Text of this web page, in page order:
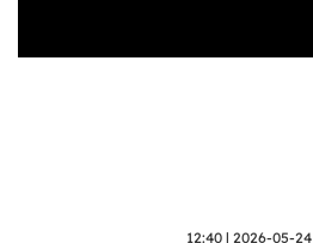
2026-05-24 | 12:40